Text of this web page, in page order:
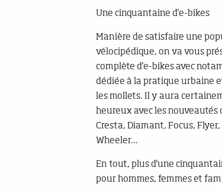
Une cinquantaine d'e-bikes
Manière de satisfaire une
vélocipédique, on va vous
complète d'e-bikes avec
dédiée à la pratique urbaine
les mollets. Il y aura
heureux avec les nouveautés
Cresta, Diamant, Focus,
Wheeler...
En tout, plus d'une
pour hommes, femmes et